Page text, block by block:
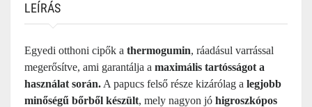
LEÍRÁS
Egyedi otthoni cipők a thermogumin, ráadásul varrással
megerősítve, ami garantálja a maximális tartósságot a
használat során. A papucs felső része kizárólag a legjobb
minőségű bőrből készült, mely nagyon jó higroszkópos